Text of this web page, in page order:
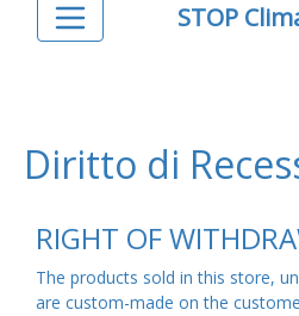
STOP
Diritto di
RIGHT OF
The products sold in this store,
are custom-made on the